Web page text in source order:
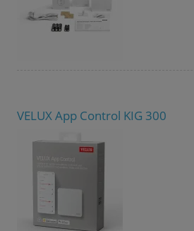
VELUX App Control KIG 300